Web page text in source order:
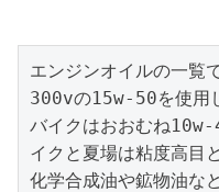
エンジンオイルの一覧
300vの15w-50を使用
バイクはおおむね
イクと夏場は粘度高目
化学合成油や鉱物油な